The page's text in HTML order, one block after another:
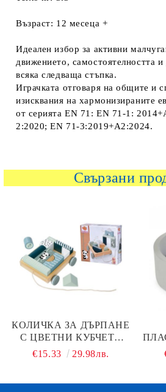
Възраст: 12 месеца +
Идеален избор за активни
движението, самостоятелността и
всяка следваща стъпка.
Играчката отговаря на общите и
изисквания на хармонизираните
от серията ЕN 71: EN 71-1:
2:2020; ЕN 71-3:2019+A2:2024.
Свързани
КОЛИЧКА ЗА ДЪРПАНЕ
С ЦВЕТНИ КУБЧЕТА
BLOCKWAGON
€15.33 29.98лв.